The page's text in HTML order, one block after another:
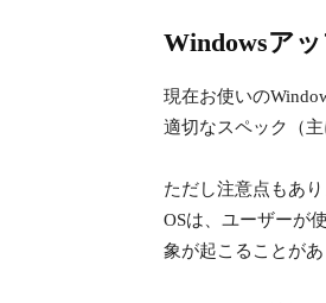
Windowsア
現在お使いの
適切なスペック（
ただし注意点もあり
OSは、ユーザーが
象が起こることがあ